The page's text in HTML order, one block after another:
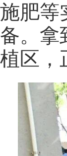
施肥等
备。拿
植区，